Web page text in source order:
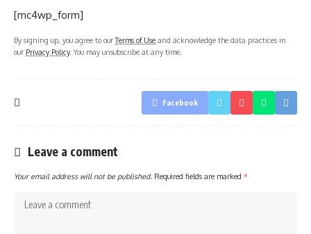
[mc4wp_form]
By signing up, you agree to ourTerms of Use and acknowledge the data practices in
our Privacy Policy. You may unsubscribe at any time.
Facebook
Leave a comment
Your email address will not be published. Required fields are marked *